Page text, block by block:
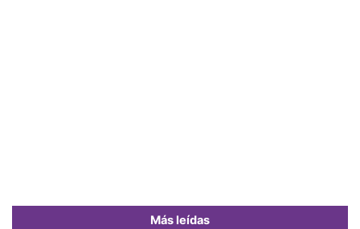
Más leídas